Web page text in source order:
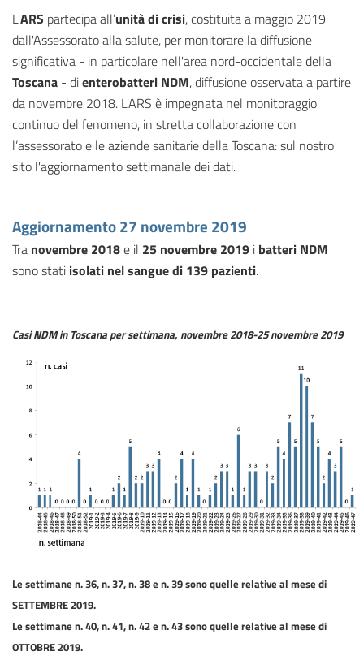
L'ARS partecipa all’unità di crisi, costituita a maggio 2019
dall'Assessorato alla salute, per monitorare la diffusione
significativa - in particolare nell'area nord-occidentale della
Toscana - dienterobatteri NDM, diffusione osservata a partire
da novembre 2018. L'ARS è impegnata nel monitoraggio
continuo del fenomeno, in stretta collaborazione con
l’assessorato e le aziende sanitarie della Toscana: sul nostro
sito l'aggiornamento settimanale dei dati.
Aggiornamento 27 novembre 2019
Tra novembre 2018e il 25 novembre 2019 i batteri NDM
sono stati isolati nel sangue di 139 pazienti.
Casi NDM in Toscana per settimana, novembre 2018-25 novembre 2019
Le settimane n. 36, n. 37, n. 38 e n. 39 sono quelle relative al mese di
SETTEMBRE 2019.
Le settimane n. 40, n. 41, n. 42 e n. 43 sono quelle relative al mese di
OTTOBRE 2019.